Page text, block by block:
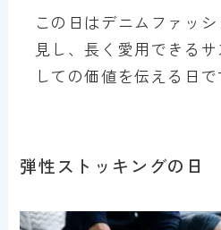
この日はデニムファッ
見し、長く愛用できる
しての価値を伝える日で
弾性ストッキングの日